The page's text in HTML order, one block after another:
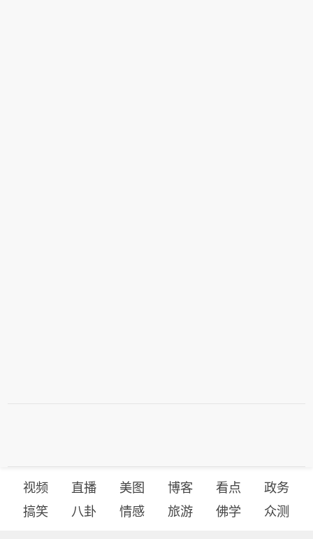
视频 直播 美图 博客 看点
政务
搞笑
八卦 情感 旅游 佛学 众测